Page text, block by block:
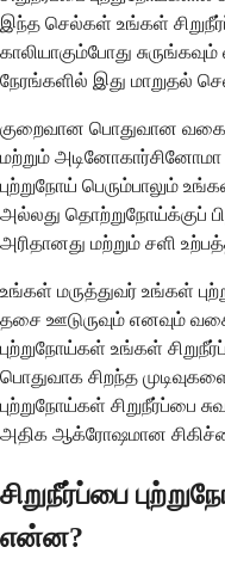
இந்த செல்கள் உங்கள்
காலியாகும்போது
நேரங்களில் இது மாறுதல்
குறைவான பொதுவான
மற்றும்
புற்றுநோய் பெரும்பாலும்
அல்லது தொற்றுநோய்க்குப்
அரிதானது மற்றும் சளி
உங்கள் மருத்துவர் உங்கள்
தசை ஊடுருவும் எனவும்
புற்றுநோய்கள் உங்கள்
பொதுவாக சிறந்த
புற்றுநோய்கள் சிறுநீர்ப்பை
அதிக ஆக்ரோஷமான
சிறுநீர்ப்பை
என்ன?